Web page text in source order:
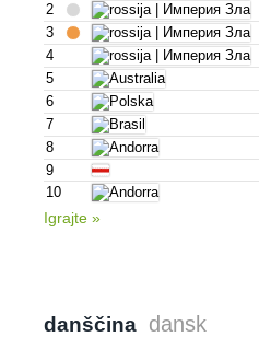
2
3
4
5
6
7
8
9
10
Igrajte »
danščina dansk